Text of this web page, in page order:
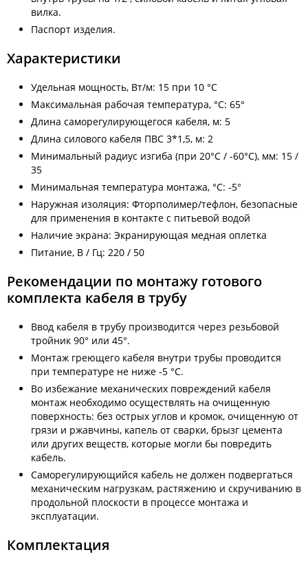
вилка.
Паспорт изделия.
Характеристики
Удельная мощность, Вт/м: 15 при 10 °С
Максимальная рабочая температура, °C: 65°
Длина саморегулирующегося кабеля, м: 5
Длина силового кабеля ПВС 3*1,5, м: 2
Минимальный радиус изгиба (при 20°С / -60°С), мм: 15 /
35
Минимальная температура монтажа, °C: -5°
Наружная изоляция: Фторполимер/тефлон, безопасные
для применения в контакте с питьевой водой
Наличие экрана: Экранирующая медная оплетка
Питание, В / Гц: 220 / 50
Рекомендации по монтажу готового
комплекта кабеля в трубу
Ввод кабеля в трубу производится через резьбовой
тройник 90° или 45°.
Монтаж греющего кабеля внутри трубы проводится
при температуре не ниже -5 °С.
Во избежание механических повреждений кабеля
монтаж необходимо осуществлять на очищенную
поверхность: без острых углов и кромок, очищенную от
грязи и ржавчины, капель от сварки, брызг цемента
или других веществ, которые могли бы повредить
кабель.
Саморегулирующийся кабель не должен подвергаться
механическим нагрузкам, растяжению и скручиванию в
продольной плоскости в процессе монтажа и
эксплуатации.
Комплектация